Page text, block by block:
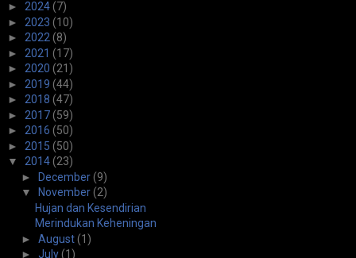
► 2024(7)
► 2023 (10)
► 2022 (8)
► 2021 (17)
► 2020 (21)
► 2019 (44)
► 2018 (47)
► 2017(59)
► 2016 (50)
► 2015 (50)
▼ 2014(23)
► December(9)
▼
November(2)
Hujan dan Kesendirian
Merindukan Keheningan
► August(1)
► July(1)